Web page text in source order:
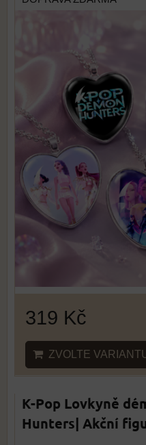
319 Kč
ZVOLTE
K-Pop Lovkyně
Hunters| Akční